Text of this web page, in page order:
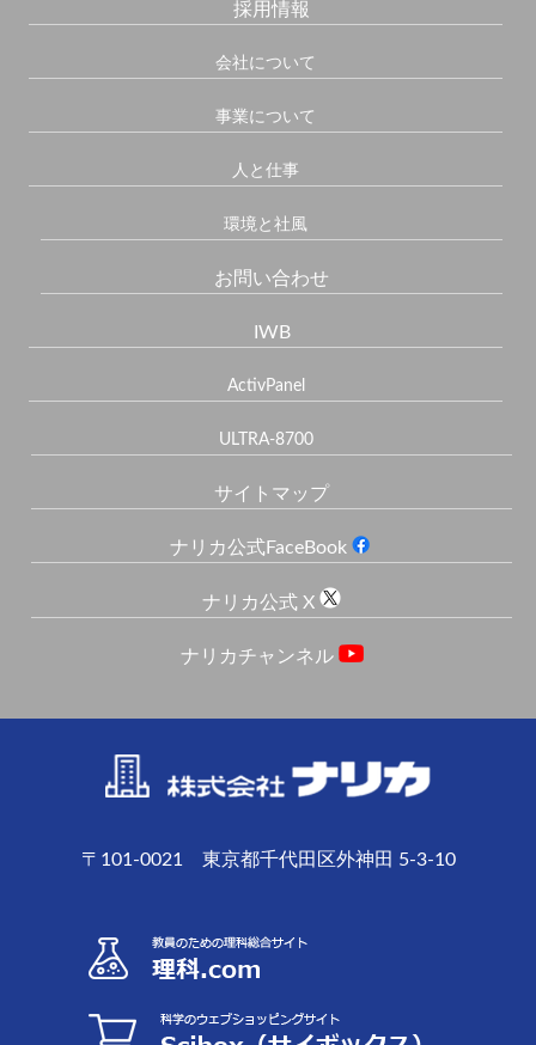
採用情報
会社について
事業について
人と仕事
環境と社風
お問い合わせ
IWB
ActivPanel
ULTRA-8700
サイトマップ
ナリカ公式FaceBook
ナリカ公式 X
ナリカチャンネル
〒101-0021 東京都千代田区外神田 5-3-10